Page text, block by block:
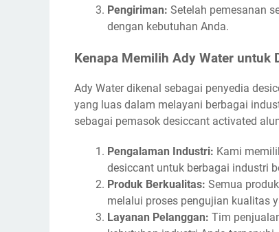
Pengiriman: Setelah pemesanan
dengan kebutuhan Anda.
Kenapa Memilih Ady Water untuk
Ady Water dikenal sebagai penyedia
yang luas dalam melayani berbagai
sebagai pemasok desiccant activated
Pengalaman Industri: Kami
desiccant untuk berbagai industri
Produk Berkualitas: Semua
melalui proses pengujian kualitas
Layanan Pelanggan: Tim